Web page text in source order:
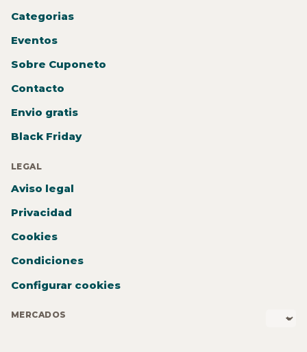
Categorias
Eventos
Sobre Cuponeto
Contacto
Envio gratis
Black Friday
LEGAL
Aviso legal
Privacidad
Cookies
Condiciones
Configurar cookies
MERCADOS